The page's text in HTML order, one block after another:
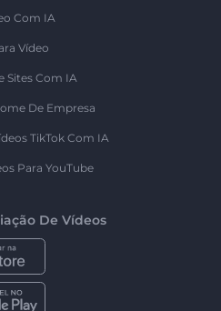
Com IA
Vídeo
Sites Com IA
De Empresa
TikTok Com IA
Para YouTube
De Vídeos